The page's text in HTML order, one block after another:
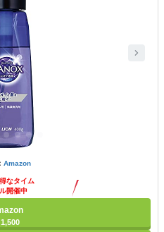
Amazon
なタイム
開催中
1,500